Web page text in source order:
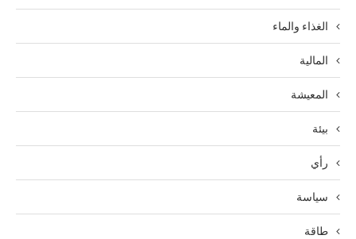
الغذاء والماء
المالية
المعيشة
بيئة
رأي
سياسة
طاقة